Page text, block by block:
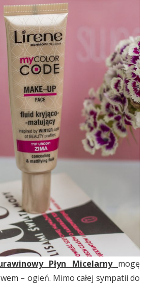
Płyn Micelarny mogę
– ogień. Mimo całej sympatii do